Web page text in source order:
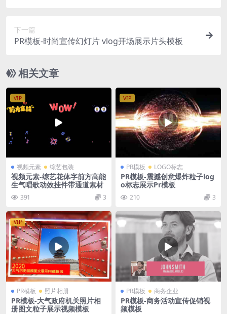
下一篇
PR模板-时尚宣传幻灯片 vlog开场展示片头模板
相关文章
VIP
视频元素 综艺包装
视频元素-综艺花体字前方高能
生气唱歌动效挂件带通道素材
391 3
VIP
PR模板 LOGO标志
PR模板-震撼创意爆炸粒子log
o标志展示Pr模板
210 3
VIP
PR模板 照片相册
PR模板-大气政府机关照片相
册图文粒子展示视频模板
PR模板 商务企业
PR模板-商务活动宣传促销视
频模板